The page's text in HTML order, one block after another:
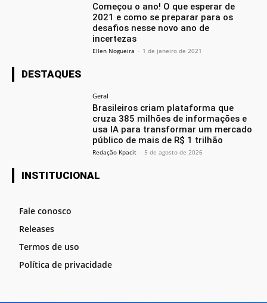
Começou o ano! O que esperar de
2021 e como se preparar para os
desafios nesse novo ano de
incertezas
Ellen Nogueira - 1 de janeiro de 2021
DESTAQUES
Geral
Brasileiros criam plataforma que
cruza 385 milhões de informações e
usa IA para transformar um mercado
público de mais de R$ 1 trilhão
Redação Kpacit - 5 de agosto de 2026
INSTITUCIONAL
Fale conosco
Releases
Termos de uso
Política de privacidade